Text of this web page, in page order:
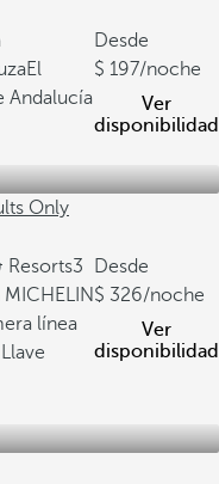
El
Andalucía
Desde
197/noche
Ver
disponibilidad
Only
Resorts3
línea
Desde
326/noche
Ver
disponibilidad